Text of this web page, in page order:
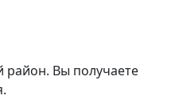
район. Вы получаете